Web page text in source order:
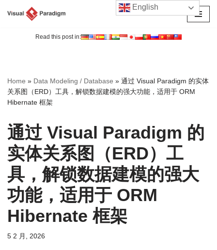
Read this post in:
Home » Data Modeling / Database » 通过 Visual Paradigm 的实体
关系图（ERD）工具，解锁数据建模的强大功能，适用于 ORM
Hibernate 框架
通过 Visual Paradigm 的
实体关系图（ERD）工
具，解锁数据建模的强大
功能，适用于 ORM
Hibernate 框架
5 2 月, 2026
English